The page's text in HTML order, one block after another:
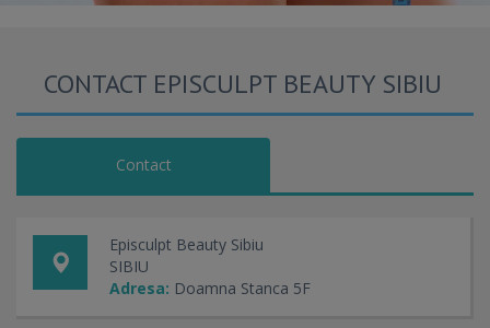
CONTACT EPISCULPT BEAUTY SIBIU
Contact
Episculpt Beauty Sibiu
SIBIU
Adresa: Doamna Stanca 5F